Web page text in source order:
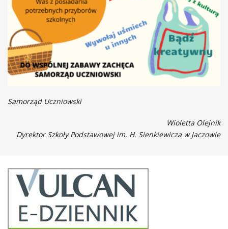
Samorząd Uczniowski
Wioletta Olejnik
Dyrektor Szkoły Podstawowej im. H. Sienkiewicza w Jaczowie